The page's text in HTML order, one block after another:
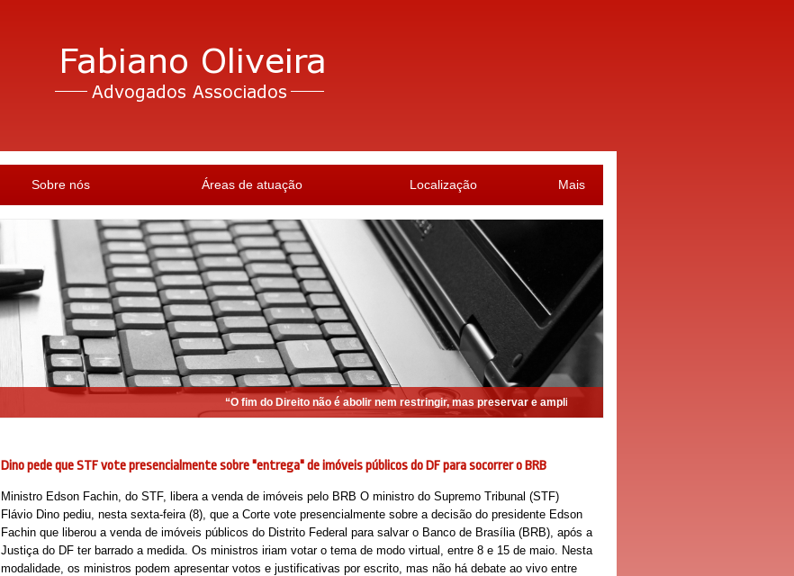
Sobre nós Áreas de atuação Localização Mais
“O fim do Direito não é abolir nem restringir, mas preservar e ampliar a liberdade”
Dino pede que STF vote presencialmente sobre "entrega" de imóveis públicos do DF para socorrer o BRB
Ministro Edson Fachin, do STF, libera a venda de imóveis pelo BRB O ministro do Supremo Tribunal (STF)
Flávio Dino pediu, nesta sexta-feira (8), que a Corte vote presencialmente sobre a decisão do presidente Edson
Fachin que liberou a venda de imóveis públicos do Distrito Federal para salvar o Banco de Brasília (BRB), após a
Justiça do DF ter barrado a medida. Os ministros iriam votar o tema de modo virtual, entre 8 e 15 de maio. Nesta
modalidade, os ministros podem apresentar votos e justificativas por escrito, mas não há debate ao vivo entre